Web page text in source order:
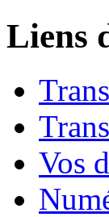
Liens
Vos